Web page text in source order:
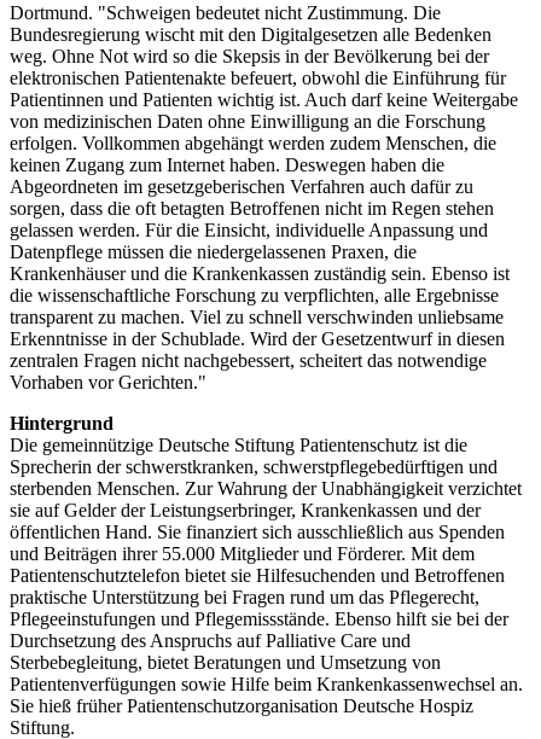
Dortmund. "Schweigen bedeutet nicht Zustimmung. Die
Bundesregierung wischt mit den Digitalgesetzen alle Bedenken
weg. Ohne Not wird so die Skepsis in der Bevölkerung bei der
elektronischen Patientenakte befeuert, obwohl die Einführung für
Patientinnen und Patienten wichtig ist. Auch darf keine Weitergabe
von medizinischen Daten ohne Einwilligung an die Forschung
erfolgen. Vollkommen abgehängt werden zudem Menschen, die
keinen Zugang zum Internet haben. Deswegen haben die
Abgeordneten im gesetzgeberischen Verfahren auch dafür zu
sorgen, dass die oft betagten Betroffenen nicht im Regen stehen
gelassen werden. Für die Einsicht, individuelle Anpassung und
Datenpflege müssen die niedergelassenen Praxen, die
Krankenhäuser und die Krankenkassen zuständig sein. Ebenso ist
die wissenschaftliche Forschung zu verpflichten, alle Ergebnisse
transparent zu machen. Viel zu schnell verschwinden unliebsame
Erkenntnisse in der Schublade. Wird der Gesetzentwurf in diesen
zentralen Fragen nicht nachgebessert, scheitert das notwendige
Vorhaben vor Gerichten."
Hintergrund
Die gemeinnützige Deutsche Stiftung Patientenschutz ist die
Sprecherin der schwerstkranken, schwerstpflegebedürftigen und
sterbenden Menschen. Zur Wahrung der Unabhängigkeit verzichtet
sie auf Gelder der Leistungserbringer, Krankenkassen und der
öffentlichen Hand. Sie finanziert sich ausschließlich aus Spenden
und Beiträgen ihrer 55.000 Mitglieder und Förderer. Mit dem
Patientenschutztelefon bietet sie Hilfesuchenden und Betroffenen
praktische Unterstützung bei Fragen rund um das Pflegerecht,
Pflegeeinstufungen und Pflegemissstände. Ebenso hilft sie bei der
Durchsetzung des Anspruchs auf Palliative Care und
Sterbebegleitung, bietet Beratungen und Umsetzung von
Patientenverfügungen sowie Hilfe beim Krankenkassenwechsel an.
Sie hieß früher Patientenschutzorganisation Deutsche Hospiz
Stiftung.